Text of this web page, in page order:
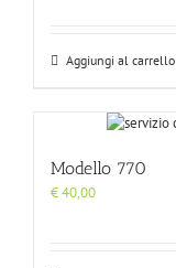
Aggiungi al carrello
Modello 770
€40,00